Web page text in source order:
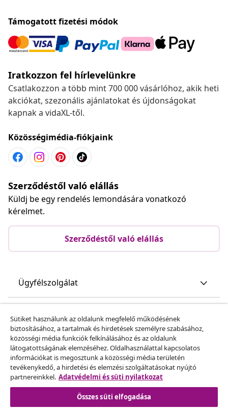
Támogatott fizetési módok
Iratkozzon fel hírlevelünkre
Csatlakozzon a több mint 700 000 vásárlóhoz, akik heti
akciókat, szezonális ajánlatokat és újdonságokat
kapnak a vidaXL-től.
Közösségimédia-fiókjaink
Szerződéstől való elállás
Küldj be egy rendelés lemondására vonatkozó
kérelmet.
Szerződéstől való elállás
Ügyfélszolgálat
vidaXL
Fedezz fel többet
Sütiket használunk az oldalunk megfelelő működésének
biztosításához, a tartalmak és hirdetések személyre szabásához,
közösségi média funkciók felkínálásához és az oldalunk
látogatottságának elemzéséhez. Oldalhasználattal kapcsolatos
információkat is megosztunk a közösségi média területén
tevékenykedő, a hirdetési és elemzési szolgáltatásokat nyújtó
partnereinkkel. Adatvédelmi és süti nyilatkozat
Összes süti elfogadása